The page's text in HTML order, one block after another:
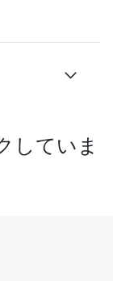
していま